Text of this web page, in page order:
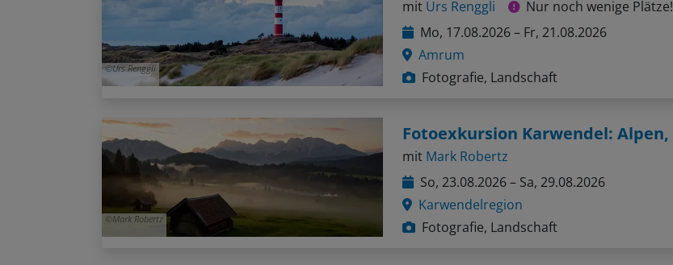
Urs Renggli
Mo, 17.08.2026 – Fr, 21.08.2026
Amrum
Fotografie, Landschaft
Mark Robertz
mit Mark Robertz
So, 23.08.2026 – Sa, 29.08.2026
Karwendelregion
Fotografie, Landschaft